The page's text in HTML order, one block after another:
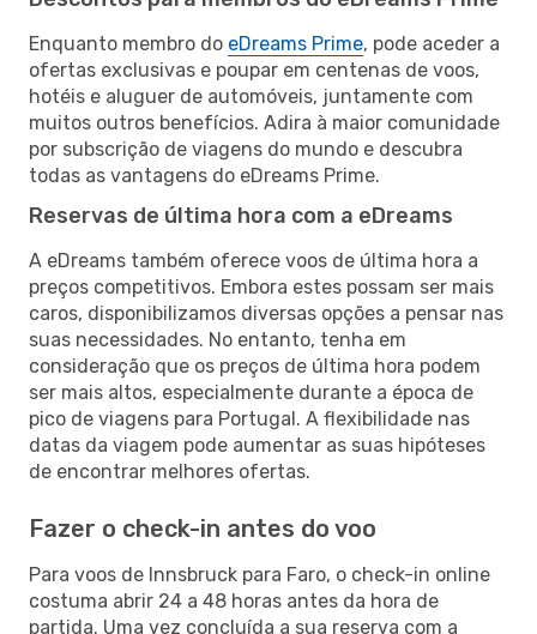
Enquanto membro do eDreams Prime, pode aceder a
ofertas exclusivas e poupar em centenas de voos,
hotéis e aluguer de automóveis, juntamente com
muitos outros benefícios. Adira à maior comunidade
por subscrição de viagens do mundo e descubra
todas as vantagens do eDreams Prime.
Reservas de última hora com a eDreams
A eDreams também oferece voos de última hora a
preços competitivos. Embora estes possam ser mais
caros, disponibilizamos diversas opções a pensar nas
suas necessidades. No entanto, tenha em
consideração que os preços de última hora podem
ser mais altos, especialmente durante a época de
pico de viagens para Portugal. A flexibilidade nas
datas da viagem pode aumentar as suas hipóteses
de encontrar melhores ofertas.
Fazer o check-in antes do voo
Para voos de Innsbruck para Faro, o check-in online
costuma abrir 24 a 48 horas antes da hora de
partida. Uma vez concluída a sua reserva com a